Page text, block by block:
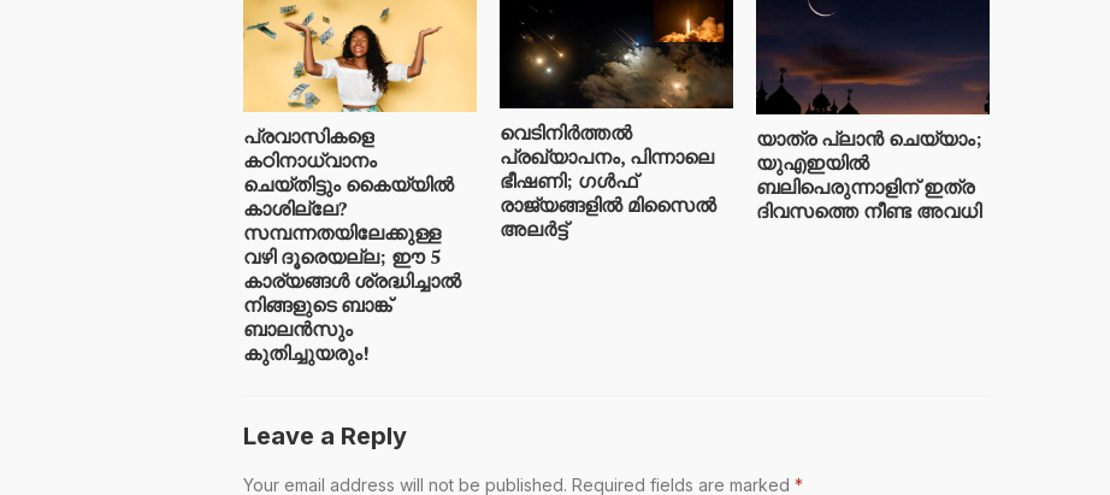
പ്രവാസികളെ
കഠിനാധ്വാനം
ചെയ്തിട്ടും കൈയ്യിൽ
കാശില്ലേ?
സമ്പന്നതയിലേക്കുള്ള
വഴി ദൂരെയല്ല; ഈ 5
കാര്യങ്ങൾ ശ്രദ്ധിച്ചാൽ
നിങ്ങളുടെ ബാങ്ക്
ബാലൻസും
കുതിച്ചുയരും!
വെടിനിർത്തൽ
പ്രഖ്യാപനം, പിന്നാലെ
ഭീഷണി; ഗൾഫ്
രാജ്യങ്ങളിൽ മിസൈൽ
അലർട്ട്
യാത്ര പ്ലാൻ ചെയ്യാം;
യുഎഇയിൽ
ബലിപെരുന്നാളിന് ഇത്ര
ദിവസത്തെ നീണ്ട അവധി
Leave a Reply
Your email address will not be published. Required fields are marked *